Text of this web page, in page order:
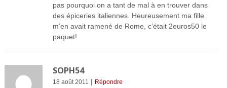
pas pourquoi on a tant de mal à en trouver dans
des épiceries italiennes. Heureusement ma fille
m’en avait ramené de Rome, c’était 2euros50 le
paquet!
SOPH54
18 août 2011 | Répondre